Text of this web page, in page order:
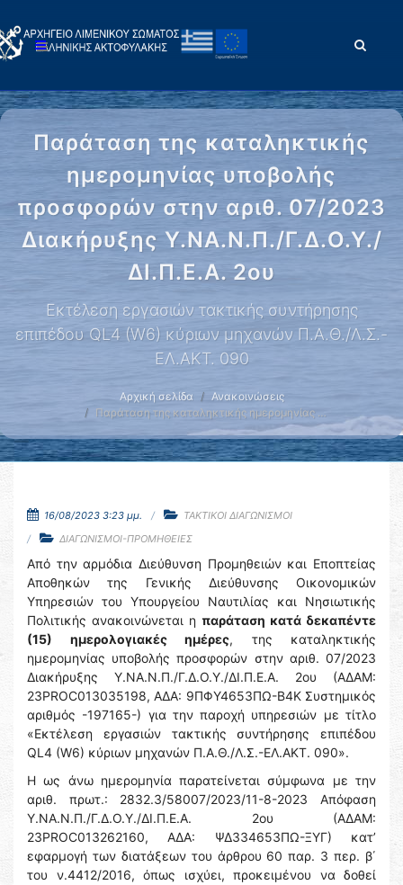
Παράταση της καταληκτικής
ημερομηνίας υποβολής
προσφορών στην αριθ. 07/2023
Διακήρυξης Υ.ΝΑ.Ν.Π./Γ.Δ.Ο.Υ./
ΔΙ.Π.Ε.Α. 2ου
Εκτέλεση εργασιών τακτικής συντήρησης
επιπέδου QL4 (W6) κύριων μηχανών Π.Α.Θ./Λ.Σ.-
ΕΛ.ΑΚΤ. 090
Αρχική σελίδα
Ανακοινώσεις
Παράταση της καταληκτικής ημερομηνίας …
16/08/2023 3:23 μμ.
ΤΑΚΤΙΚΟΙ ΔΙΑΓΩΝΙΣΜΟΙ
ΔΙΑΓΩΝΙΣΜΟΙ-ΠΡΟΜΗΘΕΙΕΣ
Από την αρμόδια Διεύθυνση Προμηθειών και Εποπτείας
Αποθηκών της Γενικής Διεύθυνσης Οικονομικών
Υπηρεσιών του Υπουργείου Ναυτιλίας και Νησιωτικής
Πολιτικής ανακοινώνεται η παράταση κατά δεκαπέντε
(15) ημερολογιακές ημέρες, της καταληκτικής
ημερομηνίας υποβολής προσφορών στην αριθ. 07/2023
Διακήρυξης Υ.ΝΑ.Ν.Π./Γ.Δ.Ο.Υ./ΔΙ.Π.Ε.Α. 2ου (ΑΔΑΜ:
23PROC013035198, ΑΔΑ: 9ΠΦΥ4653ΠΩ-Β4Κ Συστημικός
αριθμός -197165-) για την παροχή υπηρεσιών με τίτλο
«Εκτέλεση εργασιών τακτικής συντήρησης επιπέδου
QL4 (W6) κύριων μηχανών Π.Α.Θ./Λ.Σ.-ΕΛ.ΑΚΤ. 090».
Η ως άνω ημερομηνία παρατείνεται σύμφωνα με την
αριθ. πρωτ.: 2832.3/58007/2023/11-8-2023 Απόφαση
Υ.ΝΑ.Ν.Π./Γ.Δ.Ο.Υ./ΔΙ.Π.Ε.Α. 2ου (ΑΔΑΜ:
23PROC013262160, ΑΔΑ: ΨΔ334653ΠΩ-ΞΥΓ) κατ’
εφαρμογή των διατάξεων του άρθρου 60 παρ. 3 περ. β΄
του ν.4412/2016, όπως ισχύει, προκειμένου να δοθεί